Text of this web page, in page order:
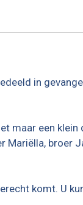
in
maar een klein
broer
komt. U